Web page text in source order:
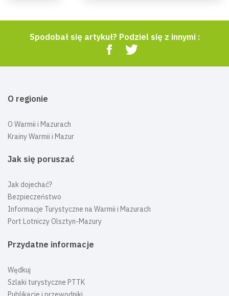
Spodobał się artykuł? Podziel się z innymi :
O regionie
O Warmii i Mazurach
Krainy Warmii i Mazur
Jak się poruszać
Jak dojechać?
Bezpieczeństwo
Informacje Turystyczne na Warmii i Mazurach
Port Lotniczy Olsztyn-Mazury
Przydatne informacje
Wędkuj
Szlaki turystyczne PTTK